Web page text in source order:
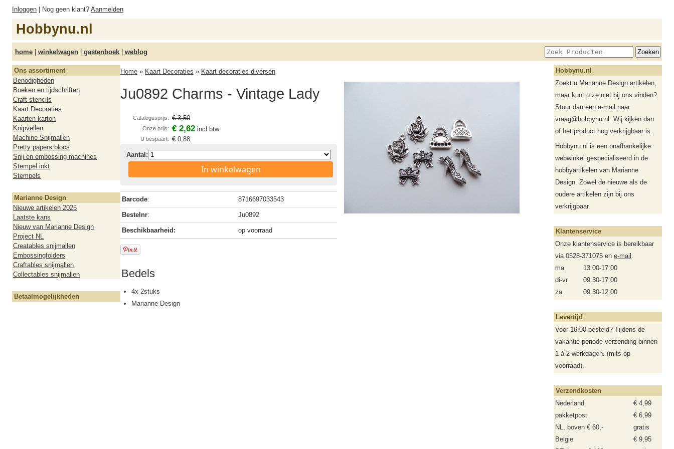
Inloggen | Nog geen klant? Aanmelden
Hobbynu.nl
home | winkelwagen | gastenboek | weblog
Ons assortiment
Benodigheden
Boeken en tijdschriften
Craft stencils
Kaart Decoraties
Kaarten karton
Knipvellen
Machine Snijmallen
Pretty papers blocs
Snij en embossing machines
Stempel inkt
Stempels
Marianne Design
Nieuwe artikelen 2025
Laatste kans
Nieuw van Marianne Design
Project NL
Creatables snijmallen
Embossingfolders
Craftables snijmallen
Collectables snijmallen
Betaalmogelijkheden
Home » Kaart Decoraties » Kaart decoraties diversen
Ju0892 Charms - Vintage Lady
Catalogusprijs: € 3,50
Onze prijs: € 2,62 incl btw
U bespaart: € 0,88
Aantal:
In winkelwagen
Barcode: 8716697033543
Bestelnr: Ju0892
Beschikbaarheid: op voorraad
Bedels
4x 2stuks
Marianne Design
Hobbynu.nl
Zoekt u Marianne Design artikelen,
maar kunt u ze niet bij ons vinden?
Stuur dan een e-mail naar
vraag@hobbynu.nl. Wij kijken dan
of het product nog verkrijgbaar is.
Hobbynu.nl is een onafhankelijke
webwinkel gespecialiseerd in de
hobbyartikelen van Marianne
Design. Zowel de nieuwe als de
oudere artikelen zijn bij ons
verkrijgbaar.
Klantenservice
Onze klantenservice is bereikbaar
via 0528-371075 en e-mail .
ma
13:00-17:00
di-vr
09:30-17:00
za
09:30-12:00
Levertijd
Voor 16:00 besteld? Tijdens de
vakantie periode verzending binnen
1 á 2 werkdagen. (mits op
voorraad).
Verzendkosten
Nederland
€ 4,99
pakketpost
€ 6,99
NL, boven € 60,-
gratis
Belgie
€ 9,95